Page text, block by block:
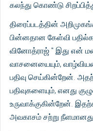
கலந்து கொண்டு
திரைப்படத்தின்
பின்னதான கேள்வி
வினோத்ராஜ் " இது என்
வாசனையையும்,
பதிவு செய்கின்றேன்.
பதிவுகளையும், எனது
உருவாக்குகின்றேன்.
அவகாசம் சற்று